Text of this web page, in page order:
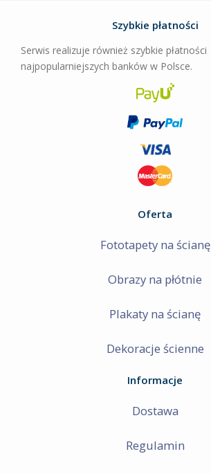
Szybkie płatności
Serwis realizuje również szybkie płatności
najpopularniejszych banków w Polsce.
Oferta
Fototapety na ścianę
Obrazy na płótnie
Plakaty na ścianę
Dekoracje ścienne
Informacje
Dostawa
Regulamin